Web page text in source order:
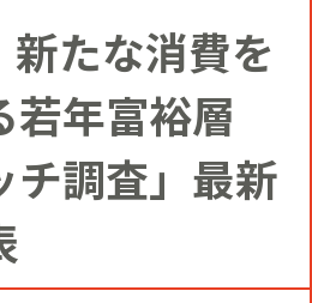
ジョン・パーパ
イション®
イションの仕掛け
ルティング
たな消費を
若年富裕層
チ調査」最新